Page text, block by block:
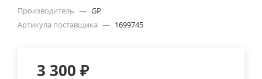
Производитель — GP
Артикула поставщика — 1699745
3 300 ₽